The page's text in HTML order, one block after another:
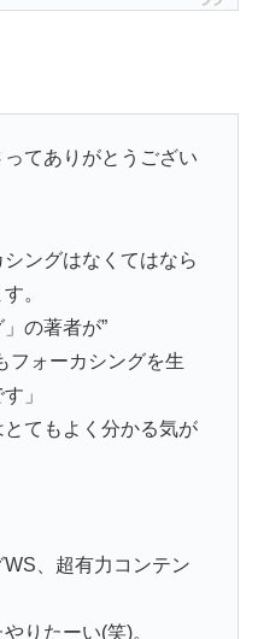
てありがとうござい
ングはなくてはなら
。
の著者が”
フォーカシングを生
」
てもよく分かる気が
、超有力コンテン
りたーい(笑)。